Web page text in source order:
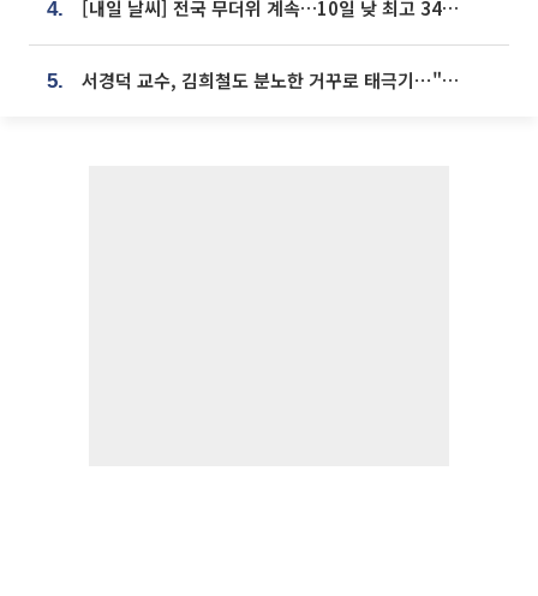
4. [내일 날씨] 전국 무더위 계속…10일 낮 최고 34도 육박
5. 서경덕 교수, 김희철도 분노한 거꾸로 태극기⋯"엉터리는 아냐, 아쉬울 뿐"